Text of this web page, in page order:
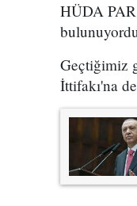
HÜDA
Geçtiğimiz
İttifakı'na